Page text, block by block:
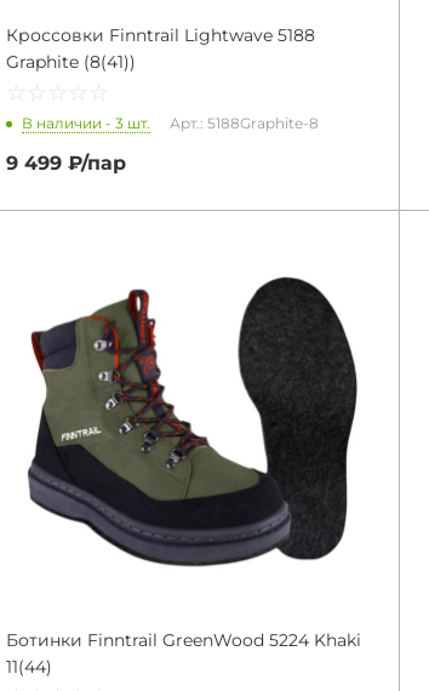
Кроссовки Finntrail Lightwave 5188
Graphite (8(41))
☆ ☆ ☆ ☆ ☆
★ ★ ★ ★ ★
В наличии - 3 шт. Арт.: 5188Graphite-8
9 499 ₽/пар
Ботинки Finntrail GreenWood 5224 Khaki
11(44)